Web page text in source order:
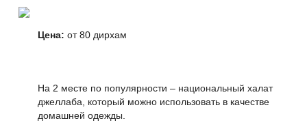
Цена: от 80 дирхам
На 2 месте по популярности – национальный халат
джеллаба, который можно использовать в качестве
домашней одежды.